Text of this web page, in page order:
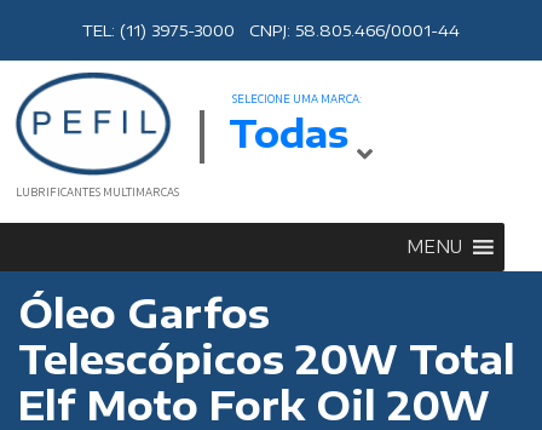
TEL: (11) 3975-3000 CNPJ: 58.805.466/0001-44
LUBRIFICANTES MULTIMARCAS
SELECIONE UMA MARCA:
Todas
MENU
Óleo Garfos
Telescópicos 20W Total
Elf Moto Fork Oil 20W